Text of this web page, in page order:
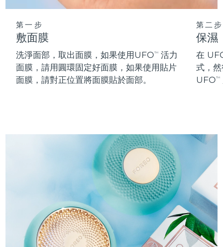
第一步
敷面膜
洗淨面部，取出面膜，如果使用UFOTM
活力
面膜，請用圓環固定好面膜，如果使用貼片
面膜，請對正位置將面膜貼於面部。
第二步
保濕
在
式，
UFOTM